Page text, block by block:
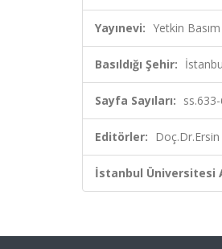
Yayınevi: Yetkin Basım
Basıldığı Şehir:
Sayfa Sayıları:
Editörler:
İstanbul Üniversitesi